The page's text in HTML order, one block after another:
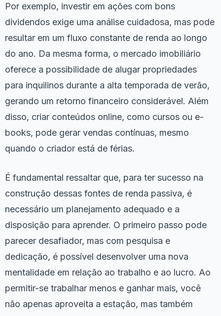
Por exemplo, investir em ações com bons
dividendos exige uma análise cuidadosa, mas pode
resultar em um fluxo constante de renda ao longo
do ano. Da mesma forma, o mercado imobiliário
oferece a possibilidade de alugar propriedades
para inquilinos durante a alta temporada de verão,
gerando um retorno financeiro considerável. Além
disso, criar conteúdos online, como cursos ou e-
books, pode gerar vendas contínuas, mesmo
quando o criador está de férias.
É fundamental ressaltar que, para ter sucesso na
construção dessas fontes de renda passiva, é
necessário um planejamento adequado e a
disposição para aprender. O primeiro passo pode
parecer desafiador, mas com pesquisa e
dedicação, é possível desenvolver uma nova
mentalidade em relação ao trabalho e ao lucro. Ao
permitir-se trabalhar menos e ganhar mais, você
não apenas aproveita a estação, mas também